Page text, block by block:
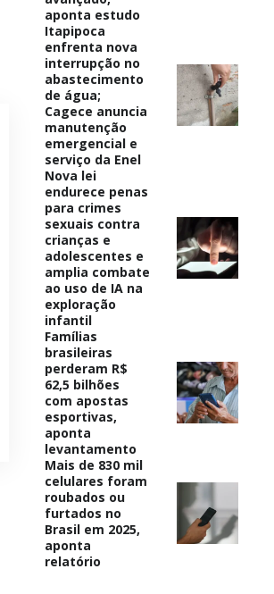
aponta estudo
Itapipoca
enfrenta nova
interrupção no
abastecimento
de água;
Cagece anuncia
manutenção
emergencial e
serviço da Enel
Nova lei
endurece penas
para crimes
sexuais contra
crianças e
adolescentes e
amplia combate
ao uso de IA na
exploração
infantil
Famílias
brasileiras
perderam R$
62,5 bilhões
com apostas
esportivas,
aponta
levantamento
Mais de 830 mil
celulares foram
roubados ou
furtados no
Brasil em 2025,
aponta
relatório